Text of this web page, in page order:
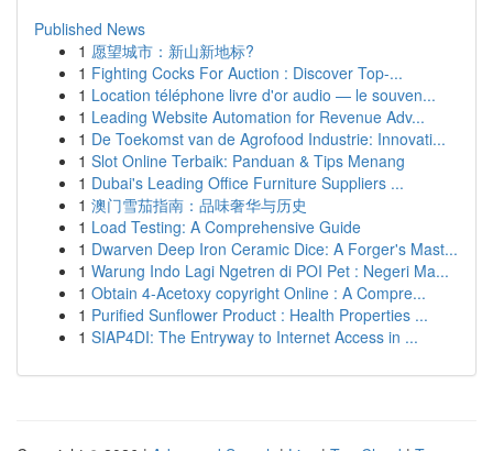
Published News
1 愿望城市：新山新地标?
1 Fighting Cocks For Auction : Discover Top-...
1 Location téléphone livre d'or audio — le souven...
1 Leading Website Automation for Revenue Adv...
1 De Toekomst van de Agrofood Industrie: Innovati...
1 Slot Online Terbaik: Panduan & Tips Menang
1 Dubai's Leading Office Furniture Suppliers ...
1 澳门雪茄指南：品味奢华与历史
1 Load Testing: A Comprehensive Guide
1 Dwarven Deep Iron Ceramic Dice: A Forger's Mast...
1 Warung Indo Lagi Ngetren di POI Pet : Negeri Ma...
1 Obtain 4-Acetoxy copyright Online : A Compre...
1 Purified Sunflower Product : Health Properties ...
1 SIAP4DI: The Entryway to Internet Access in ...